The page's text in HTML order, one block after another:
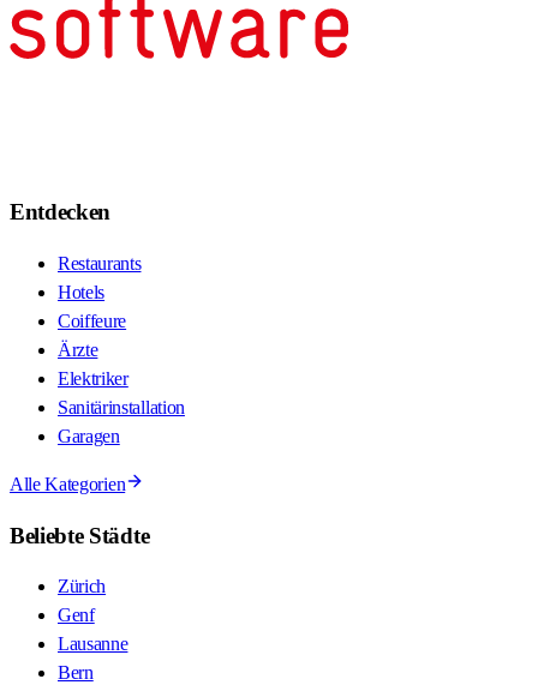
Entdecken
Restaurants
Hotels
Coiffeure
Ärzte
Elektriker
Sanitärinstallation
Garagen
Alle Kategorien
Beliebte Städte
Zürich
Genf
Lausanne
Bern